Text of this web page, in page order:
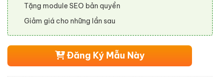
Tặng module SEO bản quyền
Giảm giá cho những lần sau
Đăng Ký Mẫu Này